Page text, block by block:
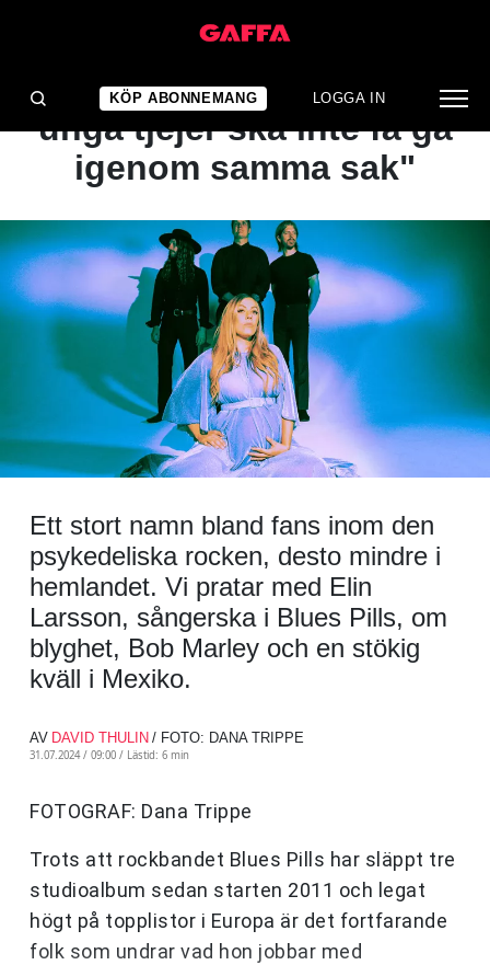
KÖP ABONNEMANG LOGGA IN
INTERVJU
Blues Pills: "Dagens
unga tjejer ska inte få gå
igenom samma sak"
Ett stort namn bland fans inom den
psykedeliska rocken, desto mindre i
hemlandet. Vi pratar med Elin
Larsson, sångerska i Blues Pills, om
blyghet, Bob Marley och en stökig
kväll i Mexiko.
AV DAVID THULIN / FOTO: DANA TRIPPE
31.07.2024 / 09:00 / Lästid: 6 min
FOTOGRAF: Dana Trippe
Trots att rockbandet Blues Pills har släppt tre
studioalbum sedan starten 2011 och legat
högt på topplistor i Europa är det fortfarande
folk som undrar vad hon jobbar med